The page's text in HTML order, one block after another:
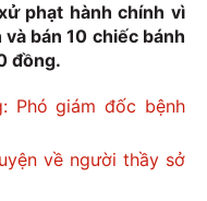
phạt hành chính vì
bán 10 chiếc bánh
đồng.
Phó giám đốc bệnh
về người thầy sở